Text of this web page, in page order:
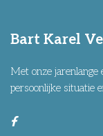
Bart Karel
Met onze
persoonlijke situatie